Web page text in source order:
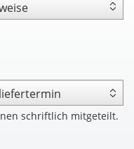
schriftlich mitgeteilt.